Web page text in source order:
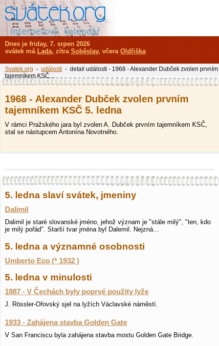
1968 - Alexander Dubček zvolen prvním
tajemníkem KSČ 5. ledna
V rámci Pražského jara byl zvolen A. Dubček prvním tajemníkem KSČ,
stal se nástupcem Antonína Novotného.
5. ledna slaví svátek, jmeniny
Dalimil
Dalimil je staré slovanské jméno, jehož význam je "stále milý", "ten, kdo
je milý pořád". Starší tvar jména byl Dalemil. Nejzná…
5. ledna a významné osobnosti
Umberto Eco (* 1932 )
5. ledna v minulosti
1887 - V Čechách byly poprvé použity lyže
J. Rössler-Ořovský sjel na lyžích Václavské náměstí.
1933 - Zahájena stavba Golden Gate
V San Franciscu byla zahájena stavba mostu Golden Gate Bridge.
Dnes je friday, 7. srpen 2026
svátek má Lada, zítra Soběslav, včera Oldřiška
Svatek.org - události - detail události - 1968 - Alexander Dubček zvolen prvním
tajemníkem KSČ…